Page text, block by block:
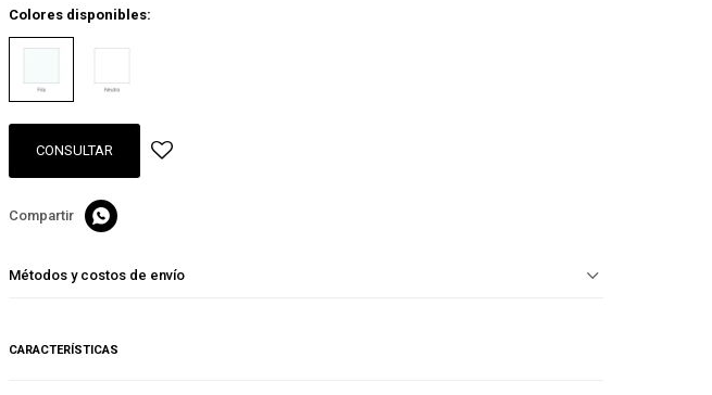
Colores disponibles:
CONSULTAR

Métodos y costos de envío
CARACTERÍSTICAS